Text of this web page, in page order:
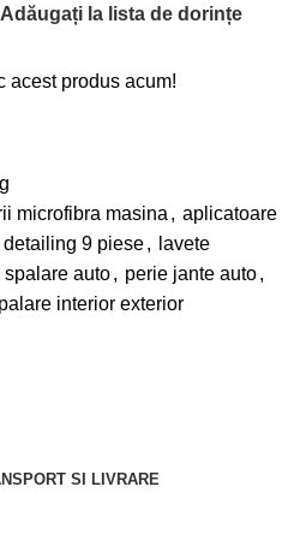
Adăugați la lista de dorințe
acest produs acum!
microfibra masina , aplicatoare
detailing 9 piese,
lavete
spalare auto, perie jante auto,
interior exterior
SI LIVRARE